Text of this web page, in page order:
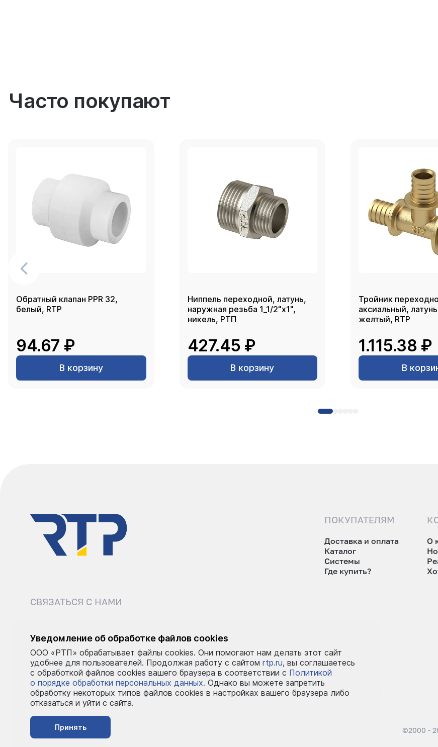
Часто покупают
Обратный клапан PPR 32,
белый, RTP
94.67 ₽
В корзину
Ниппель переходной, латунь,
наружная резьба 1_1/2"х1",
никель, РТП
427.45 ₽
В корзину
Тройник
аксиальный,
желтый, RTP
1.115.38 ₽
В
ПОКУПАТЕЛЯМ
Доставка и оплата
Каталог
Системы
Где купить?
О
СВЯЗАТЬСЯ С НАМИ
Пн–Пт: 9:00–18:00
©2000 -
Уведомление об обработке файлов cookies
ООО «РТП» обрабатывает файлы cookies. Они помогают нам делать этот сайт
удобнее для пользователей. Продолжая работу с сайтом rtp.ru, вы соглашаетесь
с обработкой файлов cookies вашего браузера в соответствии с Политикой
о порядке обработки персональных данных. Однако вы можете запретить
обработку некоторых типов файлов cookies в настройках вашего браузера либо
отказаться и уйти с сайта.
Принять